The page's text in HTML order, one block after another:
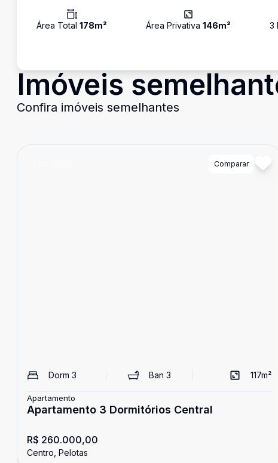
Área Total 178m² Área Privativa146m² 3
Imóveis
Confira imóveis semelhantes
Comparar
Dorm 3 Ban3 117m²
Apartamento
Apartamento 3 Dormitórios Central
R$ 260.000,00
Centro, Pelotas